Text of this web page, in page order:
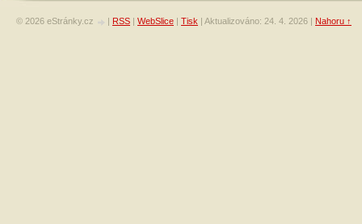
© 2026 eStránky.cz | RSS | WebSlice | Tisk | Aktualizováno: 24. 4. 2026 | Nahoru ↑